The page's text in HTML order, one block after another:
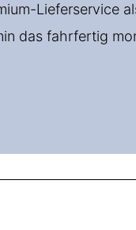
Lieferservice
das fahrfertig